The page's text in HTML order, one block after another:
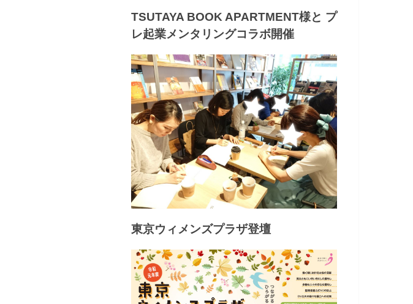
TSUTAYA BOOK APARTMENT様と プ
レ起業メンタリングコラボ開催
東京ウィメンズプラザ登壇